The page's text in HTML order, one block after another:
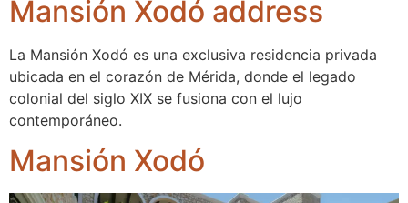
Mansión Xodó address
La Mansión Xodó es una exclusiva residencia privada
ubicada en el corazón de Mérida, donde el legado
colonial del siglo XIX se fusiona con el lujo
contemporáneo.
Mansión Xodó